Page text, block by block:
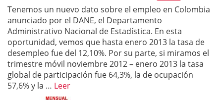
Tenemos un nuevo dato sobre el empleo en Colombia
anunciado por el DANE, el Departamento
Administrativo Nacional de Estadística. En esta
oportunidad, vemos que hasta enero 2013 la tasa de
desempleo fue del 12,10%. Por su parte, si miramos el
trimestre móvil noviembre 2012 – enero 2013 la tasa
global de participación fue 64,3%, la de ocupación
57,6% y la … Leer